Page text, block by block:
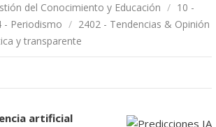
del Conocimiento y Educación / 10 -
- Periodismo / 2402 - Tendencias & Opinión
y transparente
artificial